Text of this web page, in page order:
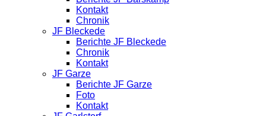
Kontakt
Chronik
JF Bleckede
Berichte JF Bleckede
Chronik
Kontakt
JF Garze
Berichte JF Garze
Foto
Kontakt